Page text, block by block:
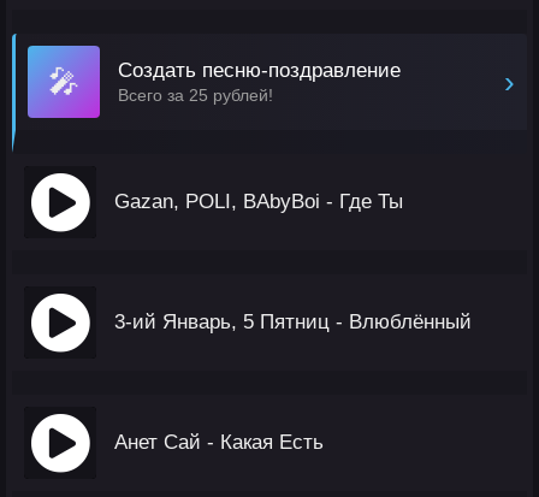
🎤 Создать песню-поздравление
Всего за 25 рублей! ›
Gazan, POLI, BAbyBoi - Где Ты
3-ий Январь, 5 Пятниц - Влюблённый
Анет Сай - Какая Есть